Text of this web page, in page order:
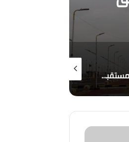
استشرافٌ للمستقبل قبل 45 عامًا.. الملك سلمان: «الدرعية مدينة الماضي والحاضر والمستقبل»
منذ 4 ساعات